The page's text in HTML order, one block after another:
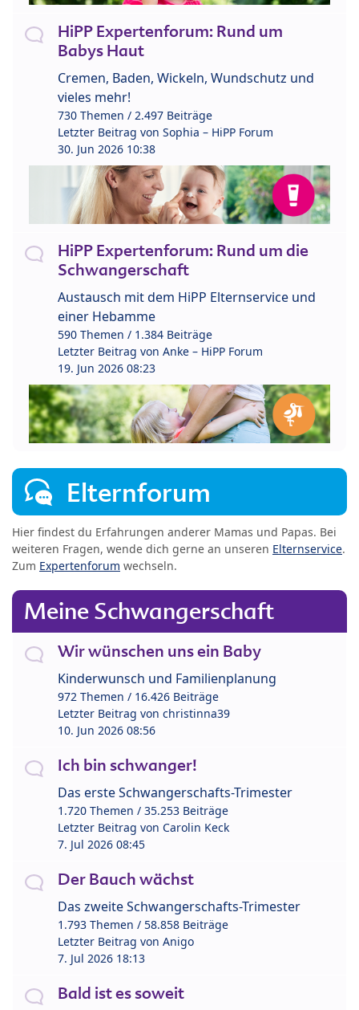
HiPP Expertenforum: Rund um
Babys Haut
Cremen, Baden, Wickeln, Wundschutz und
vieles mehr!
730 Themen / 2.497 Beiträge
Letzter Beitrag von Sophia – HiPP Forum
30. Jun 2026 10:38
HiPP Expertenforum: Rund um die
Schwangerschaft
Austausch mit dem HiPP Elternservice und
einer Hebamme
590 Themen / 1.384 Beiträge
Letzter Beitrag von Anke – HiPP Forum
19. Jun 2026 08:23
Elternforum
Hier findest du Erfahrungen anderer Mamas und Papas. Bei
weiteren Fragen, wende dich gerne an unseren Elternservice.
Zum Expertenforum wechseln.
Meine Schwangerschaft
Wir wünschen uns ein Baby
Kinderwunsch und Familienplanung
972 Themen / 16.426 Beiträge
Letzter Beitrag von christinna39
10. Jun 2026 08:56
Ich bin schwanger!
Das erste Schwangerschafts-Trimester
1.720 Themen / 35.253 Beiträge
Letzter Beitrag von Carolin Keck
7. Jul 2026 08:45
Der Bauch wächst
Das zweite Schwangerschafts-Trimester
1.793 Themen / 58.858 Beiträge
Letzter Beitrag von Anigo
7. Jul 2026 18:13
Bald ist es soweit